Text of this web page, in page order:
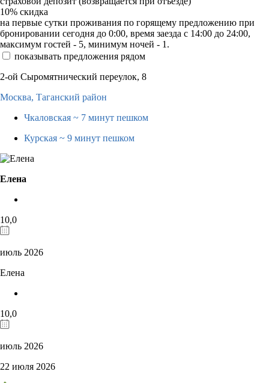
10% скидка
на первые сутки проживания по горящему предложению при
бронировании сегодня до 0:00, время заезда с 14:00 до 24:00,
максимум гостей - 5, минимум ночей - 1.
показывать предложения рядом
2-ой Сыромятнический переулок, 8
Москва, Таганский район
Чкаловская ~ 7 минут пешком
Курская ~ 9 минут пешком
Елена
10,0
июль 2026
Елена
10,0
июль 2026
22 июля 2026